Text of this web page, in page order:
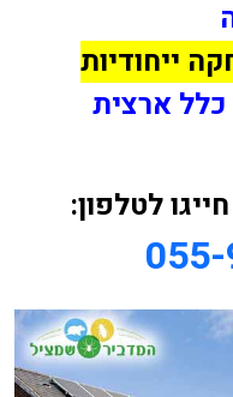
ייחודיות
ארצית
לטלפון: